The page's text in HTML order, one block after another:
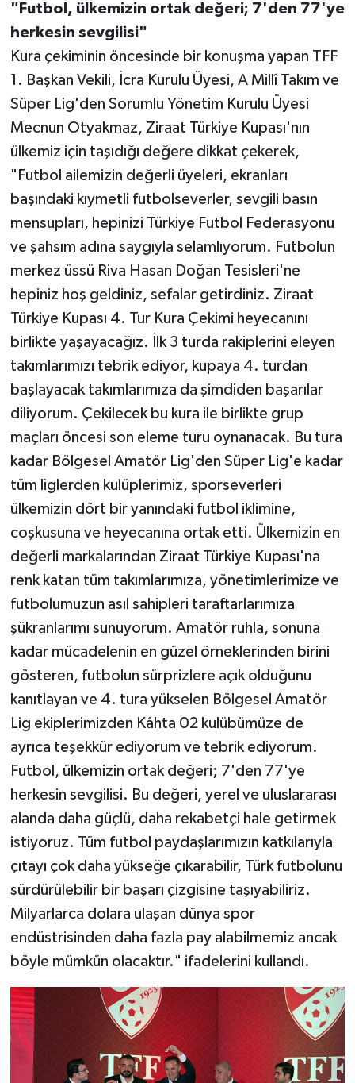
"Futbol, ülkemizin ortak değeri; 7'den 77'ye
herkesin sevgilisi"
Kura çekiminin öncesinde bir konuşma yapan TFF
1. Başkan Vekili, İcra Kurulu Üyesi, A Millî Takım ve
Süper Lig'den Sorumlu Yönetim Kurulu Üyesi
Mecnun Otyakmaz, Ziraat Türkiye Kupası'nın
ülkemiz için taşıdığı değere dikkat çekerek,
"Futbol ailemizin değerli üyeleri, ekranları
başındaki kıymetli futbolseverler, sevgili basın
mensupları, hepinizi Türkiye Futbol Federasyonu
ve şahsım adına saygıyla selamlıyorum. Futbolun
merkez üssü Riva Hasan Doğan Tesisleri'ne
hepiniz hoş geldiniz, sefalar getirdiniz. Ziraat
Türkiye Kupası 4. Tur Kura Çekimi heyecanını
birlikte yaşayacağız. İlk 3 turda rakiplerini eleyen
takımlarımızı tebrik ediyor, kupaya 4. turdan
başlayacak takımlarımıza da şimdiden başarılar
diliyorum. Çekilecek bu kura ile birlikte grup
maçları öncesi son eleme turu oynanacak. Bu tura
kadar Bölgesel Amatör Lig'den Süper Lig'e kadar
tüm liglerden kulüplerimiz, sporseverleri
ülkemizin dört bir yanındaki futbol iklimine,
coşkusuna ve heyecanına ortak etti. Ülkemizin en
değerli markalarından Ziraat Türkiye Kupası'na
renk katan tüm takımlarımıza, yönetimlerimize ve
futbolumuzun asıl sahipleri taraftarlarımıza
şükranlarımı sunuyorum. Amatör ruhla, sonuna
kadar mücadelenin en güzel örneklerinden birini
gösteren, futbolun sürprizlere açık olduğunu
kanıtlayan ve 4. tura yükselen Bölgesel Amatör
Lig ekiplerimizden Kâhta 02 kulübümüze de
ayrıca teşekkür ediyorum ve tebrik ediyorum.
Futbol, ülkemizin ortak değeri; 7'den 77'ye
herkesin sevgilisi. Bu değeri, yerel ve uluslararası
alanda daha güçlü, daha rekabetçi hale getirmek
istiyoruz. Tüm futbol paydaşlarımızın katkılarıyla
çıtayı çok daha yükseğe çıkarabilir, Türk futbolunu
sürdürülebilir bir başarı çizgisine taşıyabiliriz.
Milyarlarca dolara ulaşan dünya spor
endüstrisinden daha fazla pay alabilmemiz ancak
böyle mümkün olacaktır." ifadelerini kullandı.